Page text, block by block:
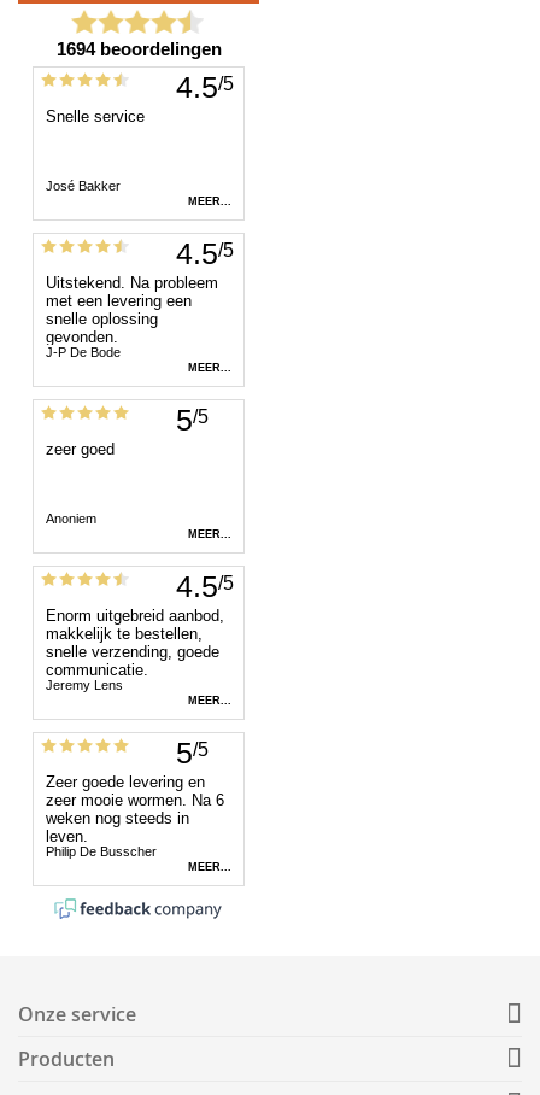
Onze service
Producten